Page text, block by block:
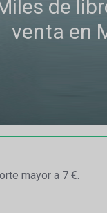
de
venta en
mayor a 7 €.